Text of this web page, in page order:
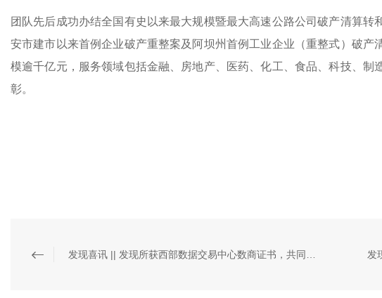
团队先后成功办结全国有史以来最大规模暨最大高速公路公司破产清算
安市建市以来首例企业破产重整案及阿坝州首例工业企业（重整式）破
模逾千亿元，服务领域包括金融、房地产、医药、化工、食品、科技、
彰。
发现喜讯 || 发现所获西部数据交易中心数商证书，共同助力数据要素交易流通